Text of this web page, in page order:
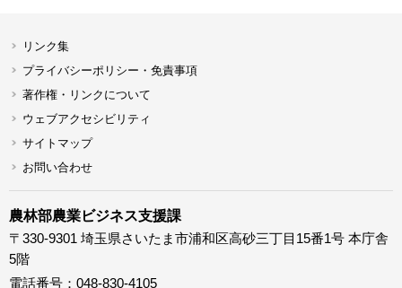
リンク集
プライバシーポリシー・免責事項
著作権・リンクについて
ウェブアクセシビリティ
サイトマップ
お問い合わせ
農林部農業ビジネス支援課
〒330-9301 埼玉県さいたま市浦和区高砂三丁目15番1号 本庁舎
5階
電話番号：048-830-4105